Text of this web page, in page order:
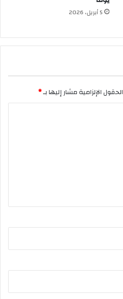
5 أبريل، 2026
الحقول الإلزامية مشار إليها بـ*